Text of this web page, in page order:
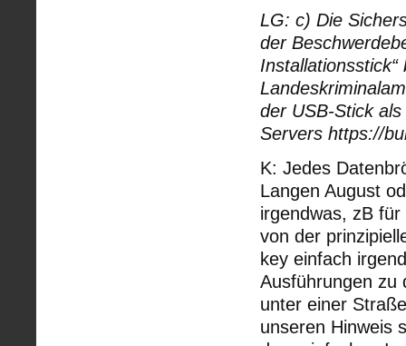
LG: c) Die
der
der USB-Stick
Servers https://
K: Jedes
Langen August
irgendwas, zB
von der
key einfach
Ausführungen zu
unter einer
unseren Hinweis